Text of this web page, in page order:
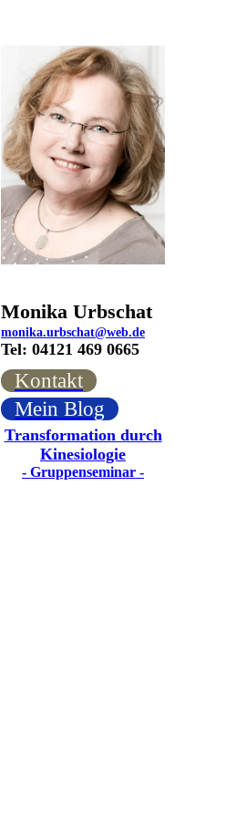
Monika Urbschat
monika.urbschat@web.de
Tel: 04121 469 0665
Kontakt
Mein Blog
Transformation durch
Kinesiologie
- Gruppenseminar -